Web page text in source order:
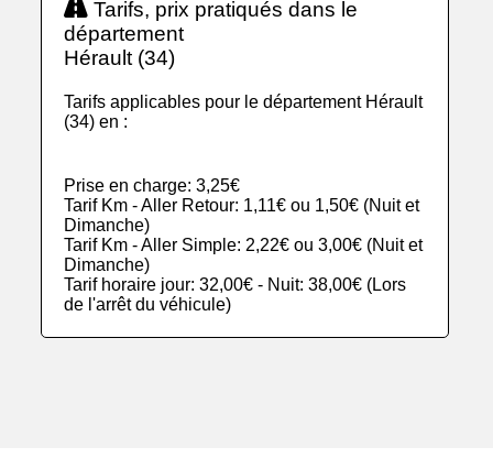
Tarifs, prix pratiqués dans le
département
Hérault (34)
Tarifs applicables pour le département Hérault
(34) en :
Prise en charge: 3,25€
Tarif Km - Aller Retour: 1,11€ ou 1,50€ (Nuit et
Dimanche)
Tarif Km - Aller Simple: 2,22€ ou 3,00€ (Nuit et
Dimanche)
Tarif horaire jour: 32,00€ - Nuit: 38,00€ (Lors
de l'arrêt du véhicule)